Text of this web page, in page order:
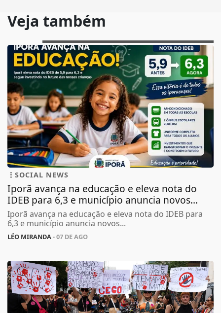
Veja também
SOCIAL NEWS
Iporã avança na educação e eleva nota do
IDEB para 6,3 e município anuncia novos...
Iporã avança na educação e eleva nota do IDEB para
6,3 e município anuncia novos...
LÉO MIRANDA- 07 DE AGO